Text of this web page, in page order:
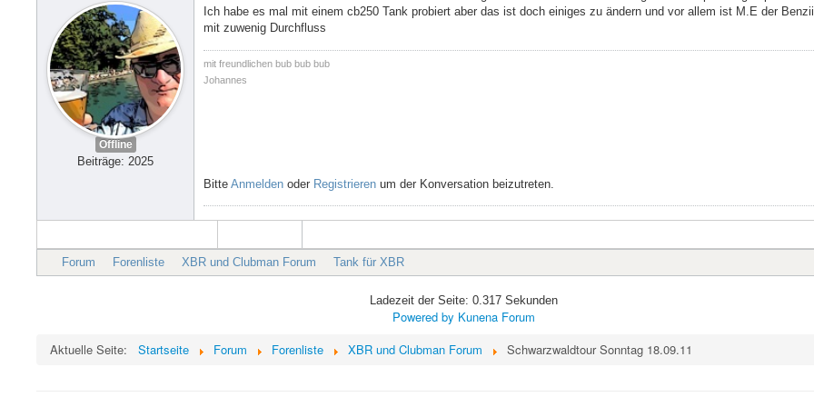
Offline
Beiträge: 2025
Ich habe es mal mit einem cb250 Tank probiert aber das ist doch einiges zu ändern und vor allem ist M.E der
mit zuwenig Durchfluss
mit freundlichen bub bub bub
Johannes
Bitte Anmelden oder Registrieren um der Konversation beizutreten.
Forum Forenliste XBR und Clubman Forum Tank für XBR
Ladezeit der Seite: 0.317 Sekunden
Powered by Kunena Forum
Aktuelle Seite:
Startseite Forum Forenliste XBR und Clubman Forum Schwarzwaldtour Sonntag 18.09.11